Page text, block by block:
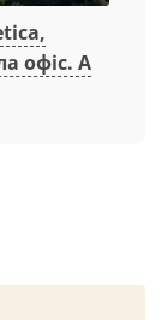
офіс. А